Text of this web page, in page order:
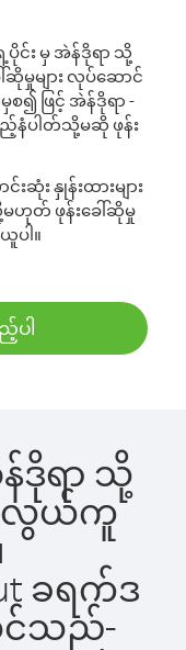
င်း မှ အဲန်ဒိုရာ သို့
မှုများ လုပ်ဆောင်
၍ ဖြင့် အဲန်ဒိုရာ -
နံပါတ်သို့မဆို ဖုန်း
း နှုန်းထားများ
ဟုတ် ဖုန်းခေါ်ဆိုမှု
ါ။
ပါ
န်ဒိုရာ သို့
လွယ်ကူ
ခရက်ဒ
င်သည်-